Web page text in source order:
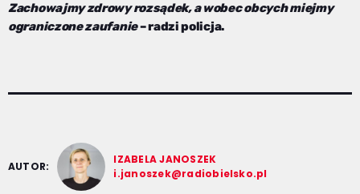
Zachowajmy zdrowy rozsądek, a wobec obcych miejmy
ograniczone zaufanie– radzi policja.
AUTOR:
IZABELA JANOSZEK
i.janoszek@radiobielsko.pl